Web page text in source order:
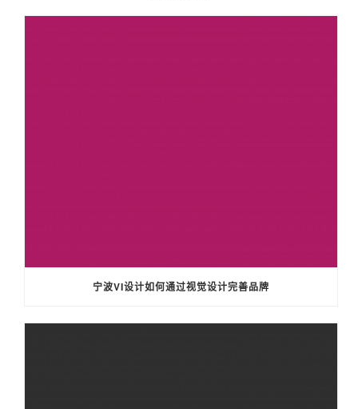
宁波VI设计如何通过视觉设计完善品牌